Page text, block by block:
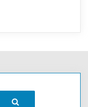
Search